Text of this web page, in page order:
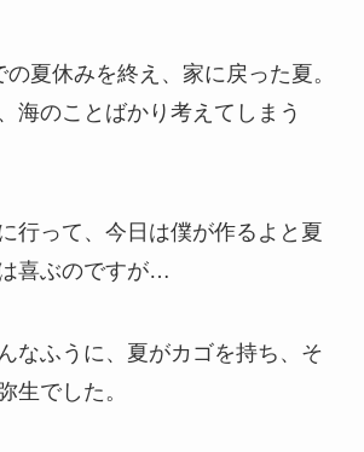
夏休みを終え、家に戻った夏。
海のことばかり考えてしまう
行って、今日は僕が作るよと夏
喜ぶのですが…
なふうに、夏がカゴを持ち、そ
生でした。